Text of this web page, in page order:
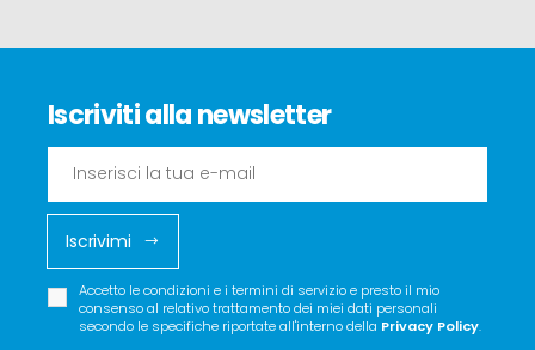
Iscriviti alla newsletter
Iscrivimi
Accetto le condizioni e i termini di servizio e presto il mio
consenso al relativo trattamento dei miei dati personali
secondo le specifiche riportate all'interno della Privacy Policy.